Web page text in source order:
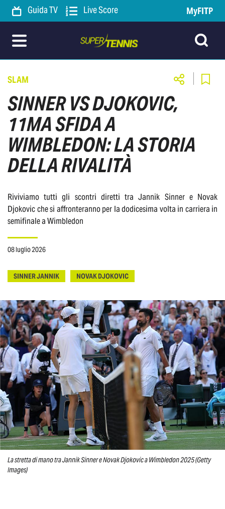
Guida TV Live Score MyFITP
SLAM
SINNER VS DJOKOVIC,
11MA SFIDA A
WIMBLEDON: LA STORIA
DELLA RIVALITÀ
Riviviamo tutti gli scontri diretti tra Jannik Sinner e Novak
Djokovic che si affronteranno per la dodicesima volta in carriera in
semifinale a Wimbledon
08 luglio 2026
SINNER JANNIK NOVAK DJOKOVIC
La stretta di mano tra Jannik Sinner e Novak Djokovic a Wimbledon 2025 (Getty
Images)